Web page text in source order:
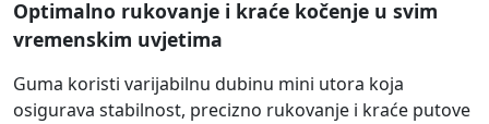
Optimalno rukovanje i kraće kočenje u svim
vremenskim uvjetima
Guma koristi varijabilnu dubinu mini utora koja
osigurava stabilnost, precizno rukovanje i kraće putove